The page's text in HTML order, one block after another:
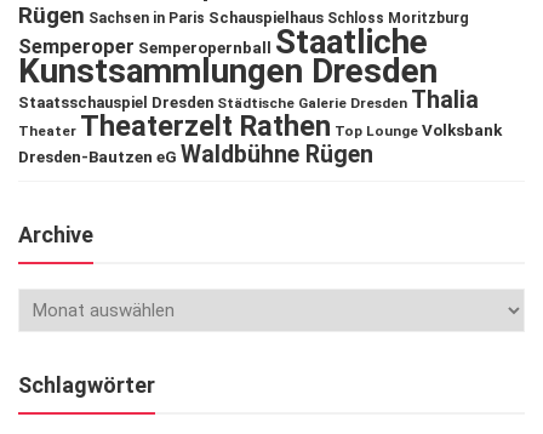
Rügen Sachsen in Paris Schauspielhaus Schloss Moritzburg
Semperoper Semperopernball Staatliche
Kunstsammlungen Dresden
Staatsschauspiel Dresden Städtische Galerie Dresden Thalia
Theater Theaterzelt Rathen Top Lounge Volksbank
Dresden-Bautzen eG Waldbühne Rügen
Archive
Schlagwörter